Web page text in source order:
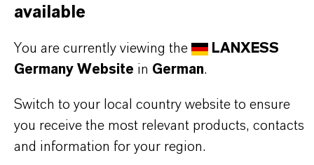
WELCHE EIGENSCHAFTEN HABEN
SYNTHETISCHE EISENOXIDE VON
LANXESS?
IN WELCHEN FARBEN SIND
EISENOXIDE VON LANXESS
available
You are currently viewing the
LANXESS
Germany Website in German.
Switch to your local country website to ensure
you receive the most relevant products, contacts
and information for your region.